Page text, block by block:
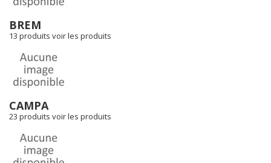
BREM
13 produits voir les produits
CAMPA
23 produits voir les produits